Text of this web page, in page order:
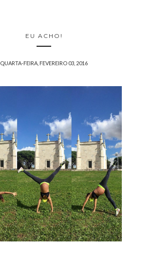
EU ACHO!
QUARTA-FEIRA, FEVEREIRO 03, 2016